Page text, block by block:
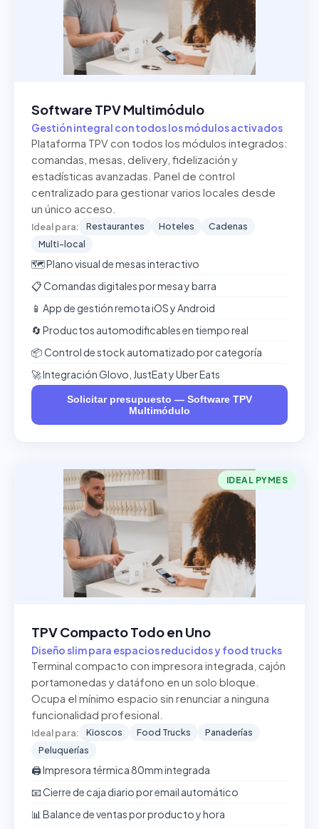
Software TPV Multimódulo
Gestión integral con todos los módulos activados
Plataforma TPV con todos los módulos integrados:
comandas, mesas, delivery, fidelización y
estadísticas avanzadas. Panel de control
centralizado para gestionar varios locales desde
un único acceso.
Ideal para: Restaurantes Hoteles
Cadenas
Multi-local
🗺️ Plano visual de mesas interactivo
📋 Comandas digitales por mesa y barra
📱 App de gestión remota iOS y Android
🔄 Productos automodificables en tiempo real
📦 Control de stock automatizado por categoría
🚀 Integración Glovo, JustEat y Uber Eats
Solicitar presupuesto — Software TPV
Multimódulo
IDEAL PYMES
TPV Compacto Todo en Uno
Diseño slim para espacios reducidos y food trucks
Terminal compacto con impresora integrada, cajón
portamonedas y datáfono en un solo bloque.
Ocupa el mínimo espacio sin renunciar a ninguna
funcionalidad profesional.
Ideal para: Kioscos Food Trucks
Panaderías
Peluquerías
🖨️ Impresora térmica 80mm integrada
📧 Cierre de caja diario por email automático
📊 Balance de ventas por producto y hora